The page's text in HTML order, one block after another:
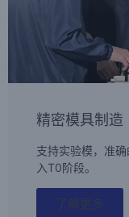
精密模具制造
支持实验模，准
入T0阶段。
了解更多